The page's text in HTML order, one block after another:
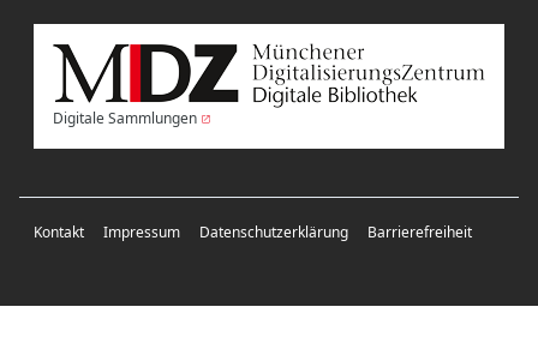
Digitale Sammlungen
Kontakt Impressum Datenschutzerklärung Barrierefreiheit